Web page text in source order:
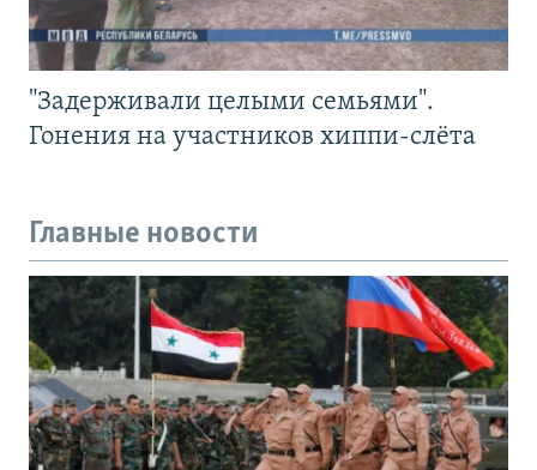
"Задерживали целыми семьями".
Гонения на участников хиппи-слёта
Главные новости